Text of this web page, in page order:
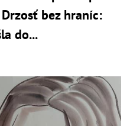
bez hraníc:
do...